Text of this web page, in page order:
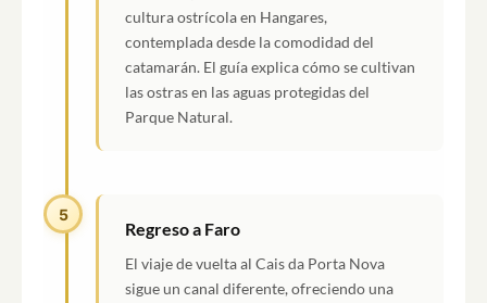
cultura ostrícola en Hangares,
contemplada desde la comodidad del
catamarán. El guía explica cómo se cultivan
las ostras en las aguas protegidas del
Parque Natural.
5
Regreso a Faro
El viaje de vuelta al Cais da Porta Nova
sigue un canal diferente, ofreciendo una